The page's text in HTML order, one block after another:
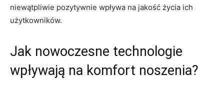
niewątpliwie pozytywnie wpływa na jakość życia ich
użytkowników.
Jak nowoczesne technologie
wpływają na komfort noszenia?